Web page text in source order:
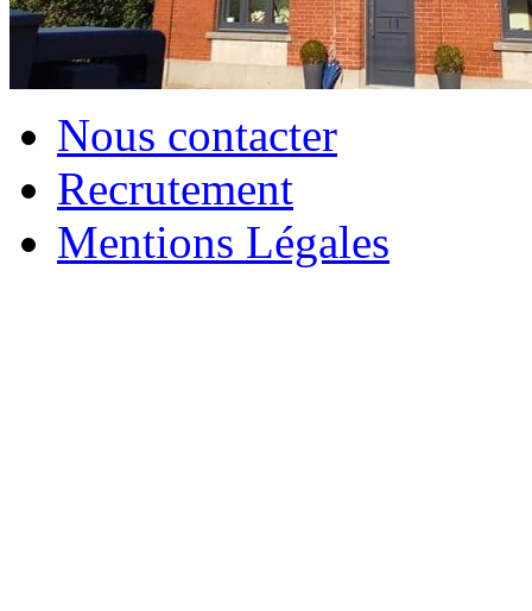
Nous contacter
Recrutement
Mentions Légales